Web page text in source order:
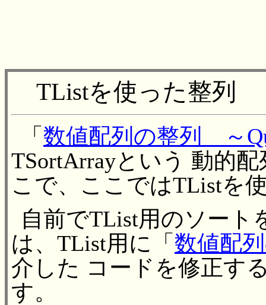
TListを使った整列
「 数値配列の整列 ～
TSortArrayという 動的
こで、ここではTListを
自前でTList用のソート
は、TList用に「 数値配
介した コードを修正す
す。